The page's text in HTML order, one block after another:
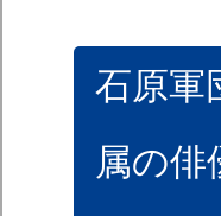
石原軍
属の俳